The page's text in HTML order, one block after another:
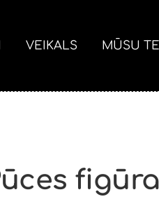
VEIKALS MŪSU